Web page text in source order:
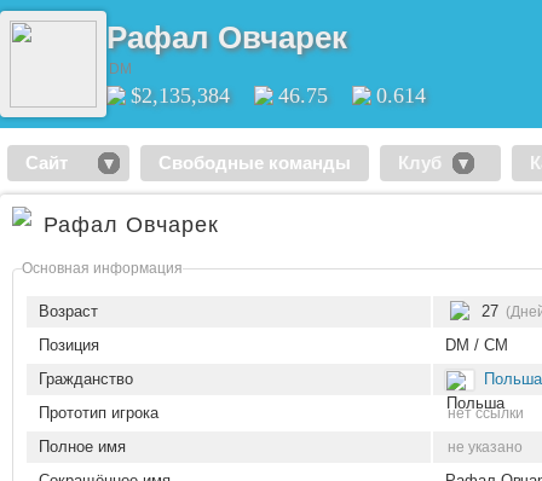
Рафал Овчарек
DM
$2,135,384 46.75 0.614
Сайт Свободные команды Клуб
Рафал Овчарек
Основная информация
Возраст 27
Позиция
DM / CM
Гражданство
Польша
Прототип игрока
нет ссылки
Полное имя не указано